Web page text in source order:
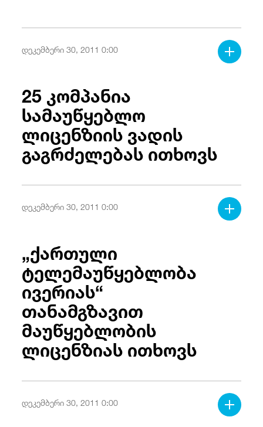
25 კომპანია
სამაუწყებლო
ლიცენზიის ვადის
გაგრძელებას ითხოვს
დეკემბერი 30, 2011 0:00
„ქართული
ტელემაუწყებლობა
ივერიას“
თანამგზავით
მაუწყებლობის
ლიცენზიას ითხოვს
დეკემბერი 30, 2011 0:00
დეკემბერი 30, 2011 0:00